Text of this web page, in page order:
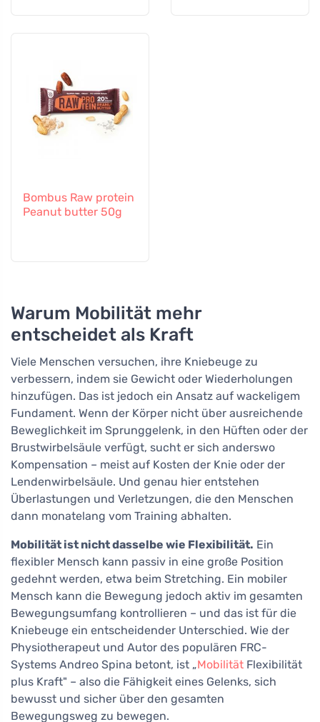
Bombus Raw protein
Peanut butter 50g
Warum Mobilität mehr
entscheidet als Kraft
Viele Menschen versuchen, ihre Kniebeuge zu
verbessern, indem sie Gewicht oder Wiederholungen
hinzufügen. Das ist jedoch ein Ansatz auf wackeligem
Fundament. Wenn der Körper nicht über ausreichende
Beweglichkeit im Sprunggelenk, in den Hüften oder der
Brustwirbelsäule verfügt, sucht er sich anderswo
Kompensation – meist auf Kosten der Knie oder der
Lendenwirbelsäule. Und genau hier entstehen
Überlastungen und Verletzungen, die den Menschen
dann monatelang vom Training abhalten.
Mobilität ist nicht dasselbe wie Flexibilität. Ein
flexibler Mensch kann passiv in eine große Position
gedehnt werden, etwa beim Stretching. Ein mobiler
Mensch kann die Bewegung jedoch aktiv im gesamten
Bewegungsumfang kontrollieren – und das ist für die
Kniebeuge ein entscheidender Unterschied. Wie der
Physiotherapeut und Autor des populären FRC-
Systems Andreo Spina betont, ist „Mobilität Flexibilität
plus Kraft" – also die Fähigkeit eines Gelenks, sich
bewusst und sicher über den gesamten
Bewegungsweg zu bewegen.